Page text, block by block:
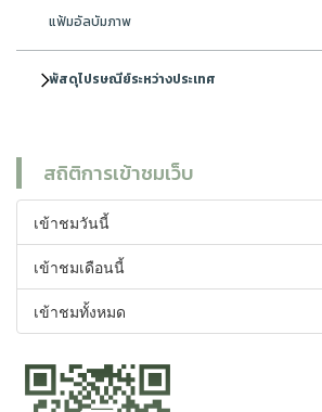
แฟ้มอัลบัมภาพ
พัสดุไปรษณีย์ระหว่างประเทศ
สถิติการเข้าชมเว็บ
เข้าชมวันนี้
เข้าชมเดือนนี้
เข้าชมทั้งหมด